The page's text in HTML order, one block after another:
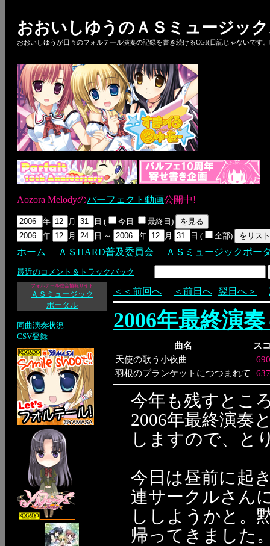
おおいしゆうのＡＳミュージッ
おおいしゆうが日々のフォルテール演奏の記録を書き続けるCGI(日記じゃないです
Aozora Melodyのパーフェクト動画公開中!
年 月 日 ( 今日
最終日)
年
月 日 ～ 年 月 日 ( 全部)
ホーム ＡＳHARD普及委員会 ＡＳミュージックポー
最近のコメント＆トラックバック
フォルテール総合情報サイト
ＡＳミュージック
ポータル
同曲演奏状況
CSV登録
＜＜前回へ ＜前日へ 翌日へ＞
2006年最終演
曲名
ス
天使の歌う小夜曲
羽根のブランケットにつつまれて
今年も残すとこ
2006年最終演奏
しますので、と
今日は昼前に起
連サークルさん
ししようかと。
帰ってきました